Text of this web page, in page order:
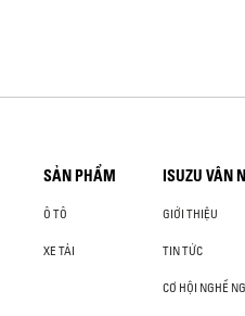
SẢN PHẨM
Ô TÔ
XE TẢI
ISUZU VÂN
GIỚI THIỆU
TIN TỨC
CƠ HỘI NGHỀ